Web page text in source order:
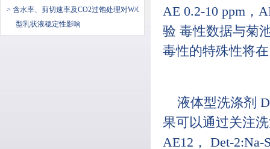
> 含水率、剪切速率及CO2过饱处理对W/O
型乳状液稳定性影响
AE 0.2-10 ppm，
验 毒性数据与菊
毒性的特殊性将
液体型洗涤剂
果可以通过关注
AE12， Det-